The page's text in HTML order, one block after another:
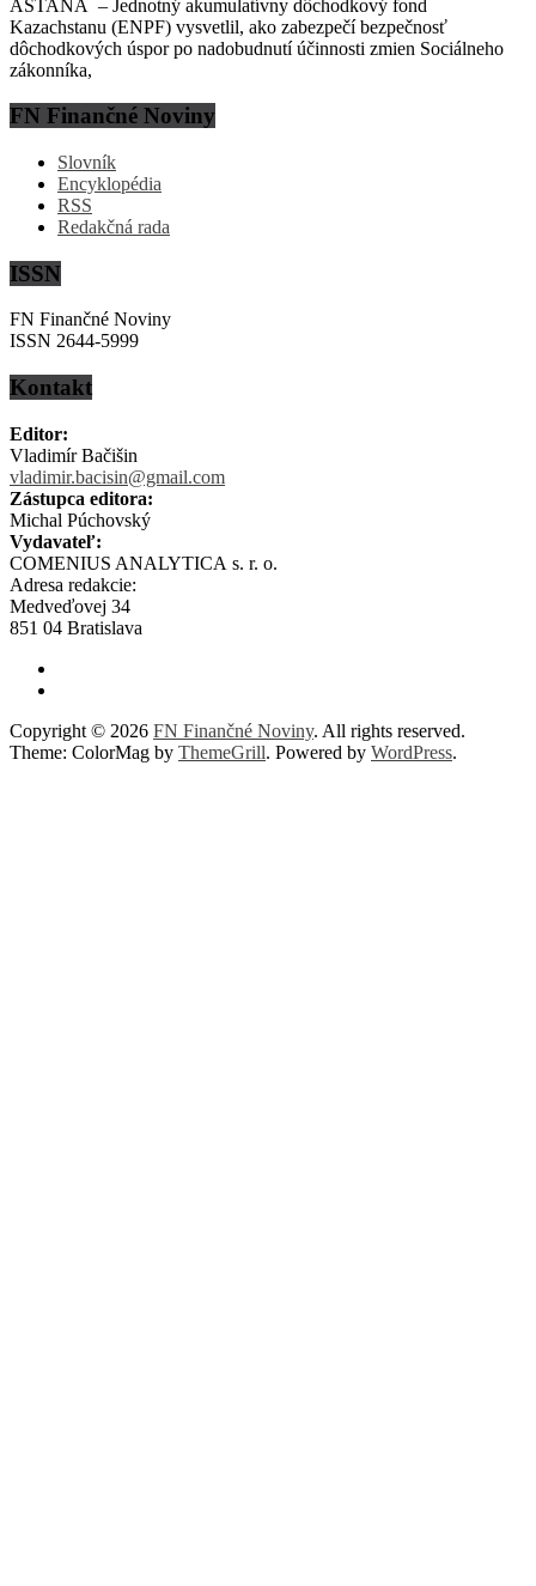
ASTANA – Jednotný akumulatívny dôchodkový fond
Kazachstanu (ENPF) vysvetlil, ako zabezpečí bezpečnosť
dôchodkových úspor po nadobudnutí účinnosti zmien Sociálneho
zákonníka,
FN Finančné Noviny
Slovník
Encyklopédia
RSS
Redakčná rada
ISSN
FN Finančné Noviny
ISSN 2644-5999
Kontakt
Editor:
Vladimír Bačišin
vladimir.bacisin@gmail.com
Zástupca editora:
Michal Púchovský
Vydavateľ:
COMENIUS ANALYTICA s. r. o.
Adresa redakcie:
Medveďovej 34
851 04 Bratislava
Copyright © 2026 FN Finančné Noviny. All rights reserved.
Theme: ColorMag by ThemeGrill. Powered by WordPress.